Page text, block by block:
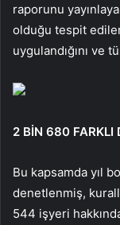
raporunu
olduğu tespit
uygulandığını ve
2 BİN 680 FARKLI
Bu kapsamda yıl
denetlenmiş,
544 işyeri